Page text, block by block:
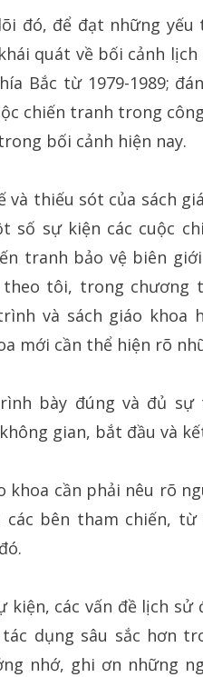
đó, để đạt những yếu
quát về bối cảnh
Bắc từ 1979-1989;
chiến tranh trong
bối cảnh hiện nay.
và thiếu sót của sách
số sự kiện các cuộc
tranh bảo vệ biên
theo tôi, trong chương
và sách giáo khoa
mới cần thể hiện rõ
bày đúng và đủ
gian, bắt đầu và
khoa cần phải nêu rõ
các bên tham chiến,
kiện, các vấn đề lịch
dụng sâu sắc hơn
nhớ, ghi ơn những